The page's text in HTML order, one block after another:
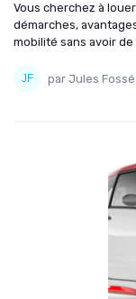
Vous cherchez à
démarches,
mobilité sans avoir
par Jules Fossé